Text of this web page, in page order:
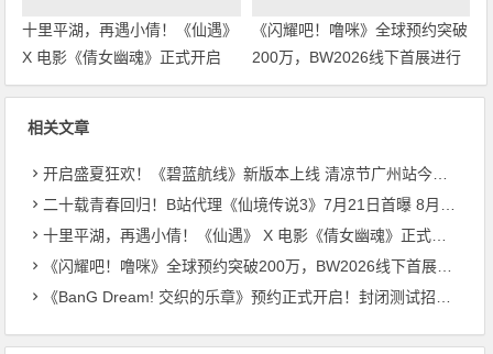
十里平湖，再遇小倩！《仙遇》
X 电影《倩女幽魂》正式开启
《闪耀吧！噜咪》全球预约突破
200万，BW2026线下首展进行
中
相关文章
开启盛夏狂欢！《碧蓝航线》新版本上线 清凉节广州站今日启幕
二十载青春回归！B站代理《仙境传说3》7月21日首曝 8月27日首测开启招募
十里平湖，再遇小倩！《仙遇》 X 电影《倩女幽魂》正式开启
《闪耀吧！噜咪》全球预约突破200万，BW2026线下首展进行中
《BanG Dream! 交织的乐章》预约正式开启！封闭测试招募同步启动